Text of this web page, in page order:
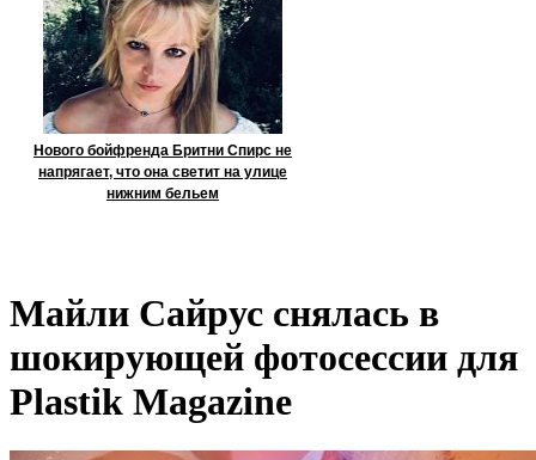
Нового бойфренда Бритни Спирс не
напрягает, что она светит на улице
нижним бельем
Майли Сайрус снялась в
шокирующей фотосессии для
Plastik Magazine